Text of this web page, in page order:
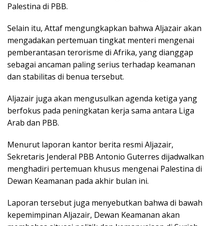
Palestina di PBB.
Selain itu, Attaf mengungkapkan bahwa Aljazair akan
mengadakan pertemuan tingkat menteri mengenai
pemberantasan terorisme di Afrika, yang dianggap
sebagai ancaman paling serius terhadap keamanan
dan stabilitas di benua tersebut.
Aljazair juga akan mengusulkan agenda ketiga yang
berfokus pada peningkatan kerja sama antara Liga
Arab dan PBB.
Menurut laporan kantor berita resmi Aljazair,
Sekretaris Jenderal PBB Antonio Guterres dijadwalkan
menghadiri pertemuan khusus mengenai Palestina di
Dewan Keamanan pada akhir bulan ini.
Laporan tersebut juga menyebutkan bahwa di bawah
kepemimpinan Aljazair, Dewan Keamanan akan